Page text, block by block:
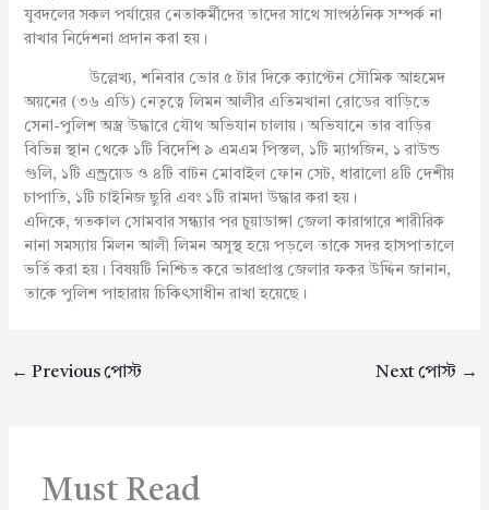
যুবদলের সকল পর্যায়ের নেতাকর্মীদের তাদের সাথে সাংগঠনিক সম্পর্ক না
রাখার নির্দেশনা প্রদান করা হয়।
উল্লেখ্য, শনিবার ভোর ৫ টার দিকে ক্যাপ্টেন সৌমিক আহমেদ
অয়নের (৩৬ এডি) নেতৃত্বে লিমন আলীর এতিমখানা রোডের বাড়িতে
সেনা-পুলিশ অস্ত্র উদ্ধারে যৌথ অভিযান চালায়। অভিযানে তার বাড়ির
বিভিন্ন স্থান থেকে ১টি বিদেশি ৯ এমএম পিস্তল, ১টি ম্যাগজিন, ১ রাউন্ড
গুলি, ১টি এন্ড্রয়েড ও ৪টি বাটন মোবাইল ফোন সেট, ধারালো ৪টি দেশীয়
চাপাতি, ১টি চাইনিজ ছুরি এবং ১টি রামদা উদ্ধার করা হয়।
এদিকে, গতকাল সোমবার সন্ধ্যার পর চুয়াডাঙ্গা জেলা কারাগারে শারীরিক
নানা সমস্যায় মিলন আলী লিমন অসুস্থ হয়ে পড়লে তাকে সদর হাসপাতালে
ভর্তি করা হয়। বিষয়টি নিশ্চিত করে ভারপ্রাপ্ত জেলার ফকর উদ্দিন জানান,
তাকে পুলিশ পাহারায় চিকিৎসাধীন রাখা হয়েছে।
← Previous পোস্ট Next পোস্ট →
Must Read